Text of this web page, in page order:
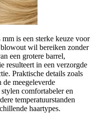
is een sterke keuze voor
wil bereiken zonder
een grotere barrel,
resulteert in een verzorgde
Praktische details zoals
meegeleverde
comfortabeler en
temperatuurstanden
haartypes.